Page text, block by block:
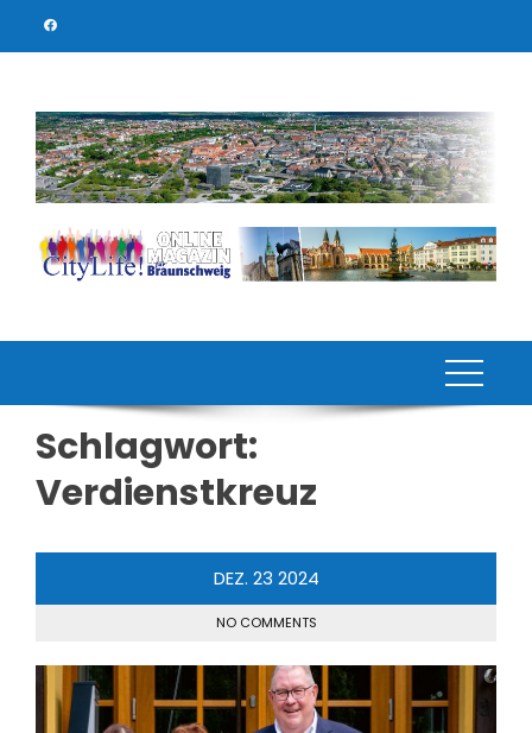
Schlagwort:
Verdienstkreuz
DEZ. 23 2024
NO COMMENTS